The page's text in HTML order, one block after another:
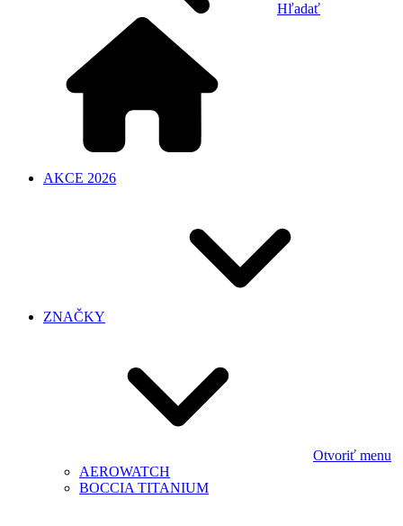
Hľadať
AKCE 2026
ZNAČKY
Otvoriť menu
AEROWATCH
BOCCIA TITANIUM